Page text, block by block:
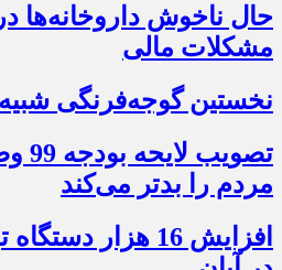
حال ناخوش داروخانه‌ها
مشکلات مالی
نخستین گوجه‌فرنگی شبیه
مردم را بدتر می‌کند
افزایش 16 هزار